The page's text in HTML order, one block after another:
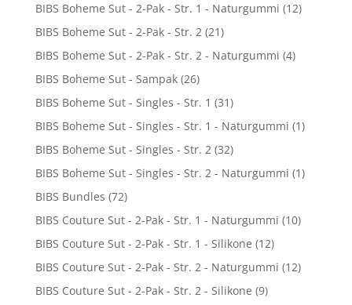
BIBS Boheme Sut - 2-Pak - Str. 1 - Naturgummi (12)
BIBS Boheme Sut - 2-Pak - Str. 2 (21)
BIBS Boheme Sut - 2-Pak - Str. 2 - Naturgummi (4)
BIBS Boheme Sut - Sampak (26)
BIBS Boheme Sut - Singles - Str. 1 (31)
BIBS Boheme Sut - Singles - Str. 1 - Naturgummi (1)
BIBS Boheme Sut - Singles - Str. 2 (32)
BIBS Boheme Sut - Singles - Str. 2 - Naturgummi (1)
BIBS Bundles (72)
BIBS Couture Sut - 2-Pak - Str. 1 - Naturgummi (10)
BIBS Couture Sut - 2-Pak - Str. 1 - Silikone (12)
BIBS Couture Sut - 2-Pak - Str. 2 - Naturgummi (12)
BIBS Couture Sut - 2-Pak - Str. 2 - Silikone (9)